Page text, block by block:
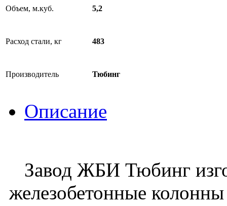
Объем, м.куб. 5,2
Расход стали, кг 483
Производитель Тюбинг
Описание
Завод ЖБИ Тюбинг
железобетонные